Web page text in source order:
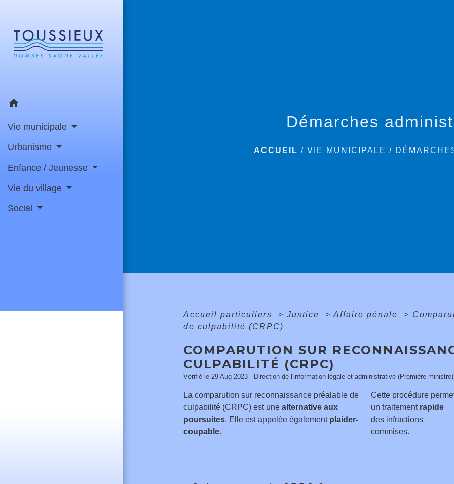
home
Vie municipale
Urbanisme
Enfance / Jeunesse
Vie du village
Social
Démarches
ACCUEIL /VIE MUNICIPALE /
Accueil particuliers > Justice > Affaire pénale >
de culpabilité (CRPC)
COMPARUTION SUR
CULPABILITÉ (CRPC)
Vérifié le 29 Aug 2023 - Direction de l'information légale et administrative (Première ministre)
La comparution sur reconnaissance préalable de
culpabilité (CRPC) est une alternative aux
poursuites. Elle est appelée également plaider-
coupable.
Cette procédure
un traitement rapide
des infractions
commises.